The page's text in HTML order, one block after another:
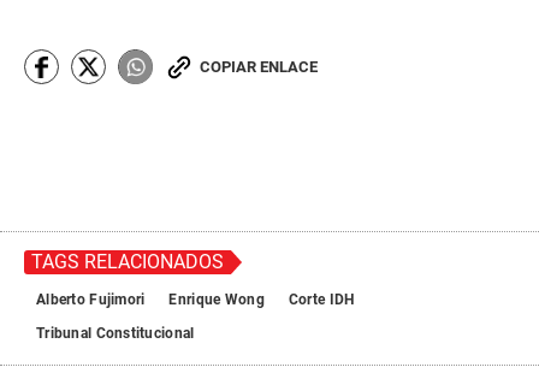
COPIAR ENLACE
TAGS RELACIONADOS
Alberto Fujimori Enrique Wong
Corte IDH
Tribunal Constitucional